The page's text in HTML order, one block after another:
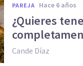
PAREJA hace 6 años
¿Quieres
Cande Díaz